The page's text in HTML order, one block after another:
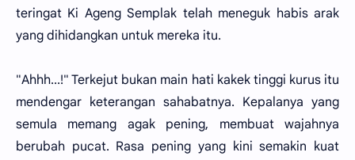
teringat Ki Ageng Semplak telah meneguk habis arak
yang dihidangkan untuk mereka itu.
"Ahhh...!" Terkejut bukan main hati kakek tinggi kurus itu
mendengar keterangan sahabatnya. Kepalanya yang
semula memang agak pening, membuat wajahnya
berubah pucat. Rasa pening yang kini semakin kuat